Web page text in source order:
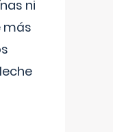
ni
más